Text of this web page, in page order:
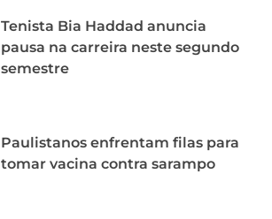
Tenista Bia Haddad anuncia
pausa na carreira neste segundo
semestre
Paulistanos enfrentam filas para
tomar vacina contra sarampo